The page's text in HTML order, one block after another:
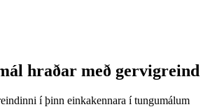
hraðar með gervigreind
í þinn einkakennara í tungumálum